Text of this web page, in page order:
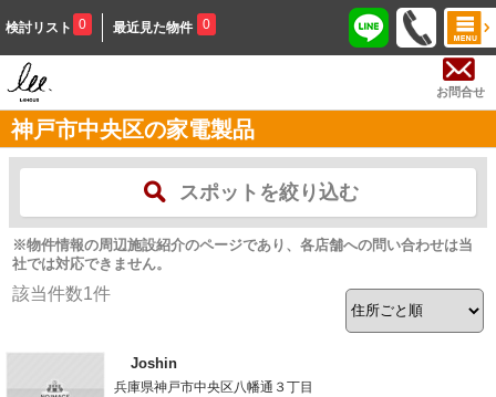
検討リスト 0 最近見た物件 0
お問合せ
神戸市中央区の家電製品
スポットを絞り込む
※物件情報の周辺施設紹介のページであり、各店舗への問い合わせは当
社では対応できません。
該当件数1件
Joshin
兵庫県神戸市中央区八幡通３丁目